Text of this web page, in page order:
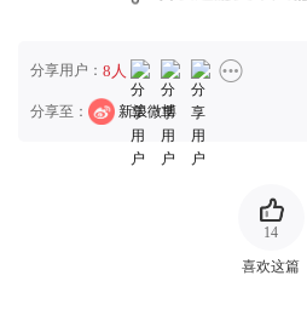
分享用户： 8人
分享至： 新浪微博
喜欢这篇
14